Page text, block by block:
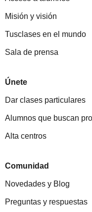
Misión y visión
Tusclases en el mundo
Sala de prensa
Únete
Dar clases particulares
Alumnos que buscan
Alta centros
Comunidad
Novedades y Blog
Preguntas y respuestas